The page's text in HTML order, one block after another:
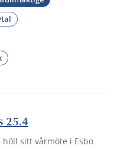
25.4
sitt vårmöte i Esbo